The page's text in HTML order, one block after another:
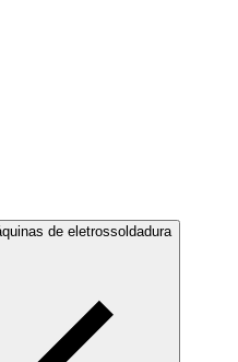
de eletrossoldadura